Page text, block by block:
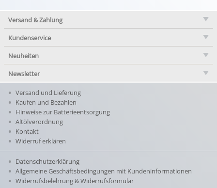
Versand & Zahlung
Kundenservice
Neuheiten
Newsletter
Versand und Lieferung
Kaufen und Bezahlen
Hinweise zur Batterieentsorgung
Altölverordnung
Kontakt
Widerruf erklären
Datenschutzerklärung
Allgemeine Geschäftsbedingungen mit Kundeninformationen
Widerrufsbelehrung & Widerrufsformular